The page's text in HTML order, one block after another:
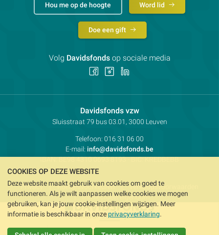
Davidsfonds vzwContactpersoon:
Adres:
Sluisstraat 79 bus 03.01, 3000 Leuven
Telefoon: 016 31 06 00
E-mail: info@davidsfonds.be
IBAN:BE98 4310 0693 8193- BIC:KREDBEBB
Privacy Koekjesvoorkeuren
Verkoopsvoorwaarden
Intellectueel eigendom
Hou me op de hoogte Word lid
Doe een gift
Volg Davidsfondsop sociale media
Volg Volg
COOKIES OP DEZE WEBSITE
Deze website maakt gebruik van cookies om goed te
functioneren. Als je wilt aanpassen welke cookies we mogen
gebruiken, kan je jouw cookie-instellingen wijzigen. Meer
informatie is beschikbaar in onzeprivacyverklaring.